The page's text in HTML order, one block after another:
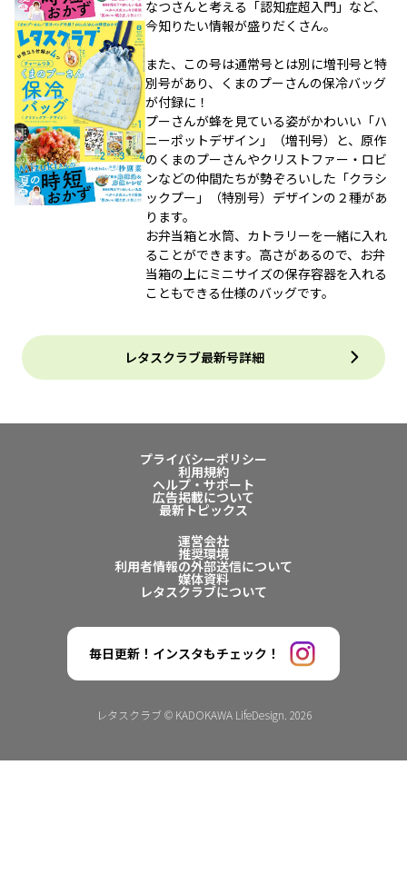
なつさんと考える「認知症超入門」など、
今知りたい情報が盛りだくさん。
また、この号は通常号とは別に増刊号と特
別号があり、くまのプーさんの保冷バッグ
が付録に！
プーさんが蜂を見ている姿がかわいい「ハ
ニーポットデザイン」（増刊号）と、原作
のくまのプーさんやクリストファー・ロビ
ンなどの仲間たちが勢ぞろいした「クラシ
ックプー」（特別号）デザインの２種があ
ります。
お弁当箱と水筒、カトラリーを一緒に入れ
ることができます。高さがあるので、お弁
当箱の上にミニサイズの保存容器を入れる
こともできる仕様のバッグです。
レタスクラブ最新号詳細
プライバシーポリシー
利用規約
ヘルプ・サポート
広告掲載について
最新トピックス
運営会社
推奨環境
利用者情報の外部送信について
媒体資料
レタスクラブについて
毎日更新！インスタもチェック！
レタスクラブ © KADOKAWA LifeDesign. 2026